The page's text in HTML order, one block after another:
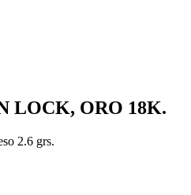
LOCK, ORO 18K.
2.6 grs.